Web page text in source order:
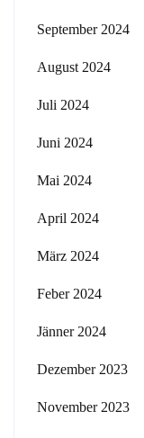
September 2024
August 2024
Juli 2024
Juni 2024
Mai 2024
April 2024
März 2024
Feber 2024
Jänner 2024
Dezember 2023
November 2023